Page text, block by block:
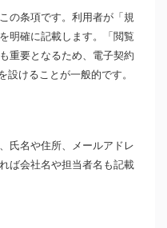
の条項です。利用者が「規
明確に記載します。「閲覧
重要となるため、電子契約
設けることが一般的です。
氏名や住所、メールアドレ
ば会社名や担当者名も記載